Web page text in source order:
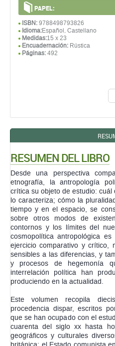
PAPEL:
ISBN: 9788498793826
Idioma:Español, Castellano
Medidas:15 x 23
Encuadernación: Rústica
Páginas: 492
RESUMEN DEL LIBRO
Desde una perspectiva
etnografía, la antropología
crítica su objeto de estudio:
lo caracteriza; cómo la
tiempo y en el espacio, se
sobre otros modos de
contornos y los límites del
cosmopolítica antropológica
ejercicio comparativo y crítico,
sensibles a las diferencias, y
y procesos de hegemonía
interrelación política han
produciendo en la actualidad.
Este volumen recopila
procedencia dispar, escritos
que se han ocupado con el
cuarenta del siglo xx hasta
geográficos y culturales